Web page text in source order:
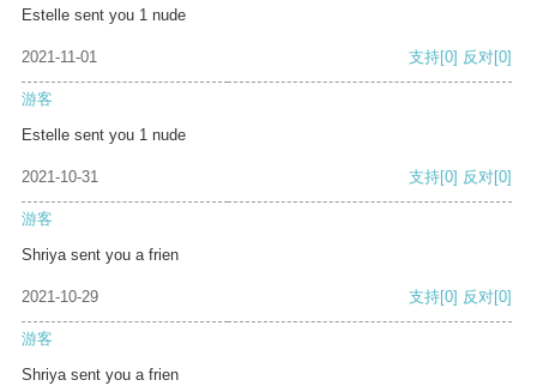
Estelle sent you 1 nude
2021-11-01 支持[0] 反对[0]
游客
Estelle sent you 1 nude
2021-10-31 支持[0] 反对[0]
游客
Shriya sent you a frien
2021-10-29 支持[0] 反对[0]
游客
Shriya sent you a frien